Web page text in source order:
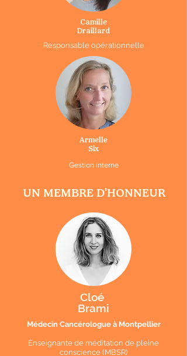
Camille
Draillard
Responsable opérationnelle
Armelle
Six
Gestion interne
UN MEMBRE D'HONNEUR
Cloé
Brami
Médecin Cancérologue à Montpellier
Enseignante de méditation de pleine
conscience (MBSR)